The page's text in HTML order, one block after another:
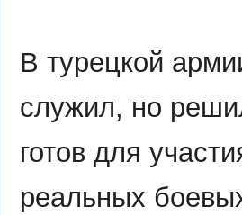
В турецкой
служил, но
готов для
реальных